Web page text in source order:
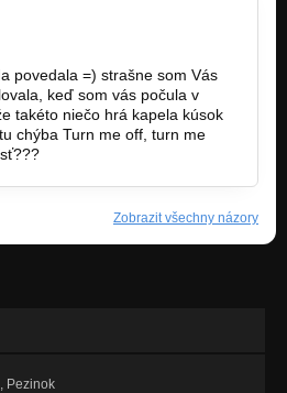
povedala =) strašne som Vás
keď som vás počula v
takéto niečo hrá kapela kúsok
chýba Turn me off, turn me
Zobrazit všechny názory
Pezinok